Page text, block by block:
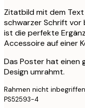
Zitatbild mit dem
schwarzer Schrift vor
ist die perfekte
Accessoire auf einer
Das Poster hat einen
Design umrahmt.
Rahmen nicht
PS52593-4